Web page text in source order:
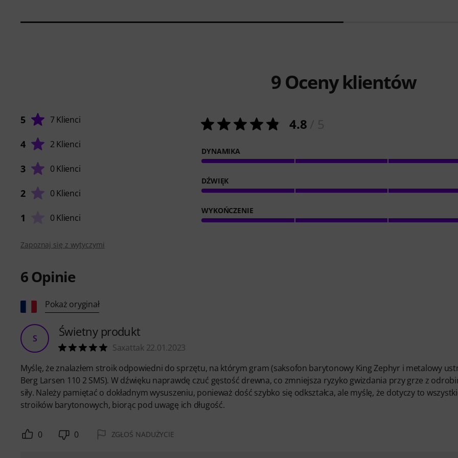
9 Oceny klientów
5 7 Klienci
4 2 Klienci
3 0 Klienci
2 0 Klienci
1 0 Klienci
4.8
DYNAMIKA
DŹWIĘK
WYKOŃCZENIE
Zapoznaj się z wytyczymi
6Opinie
Pokaż oryginał
S Świetny produkt
Saxattak 22.01.2023
Myślę, że znalazłem stroik odpowiedni do sprzętu, na którym gram (saksofon barytonowy King Zephyr i metalowy
Berg Larsen 110 2 SMS). W dźwięku naprawdę czuć gęstość drewna, co zmniejsza ryzyko gwizdania przy grze z
siły. Należy pamiętać o dokładnym wysuszeniu, ponieważ dość szybko się odkształca, ale myślę, że dotyczy to
stroików barytonowych, biorąc pod uwagę ich długość.
0 0 ZGŁOŚ NADUŻYCIE